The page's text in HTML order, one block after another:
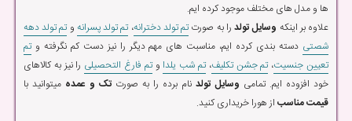
ها و مدل های مختلف موجود کرده ایم.
علاوه بر اینکه وسایل تولدرا به صورتتم تولد دخترانه،تم تولد پسرانه وتم تولد دهه
شصتی دسته بندی کرده ایم، مناسبت های مهم دیگر را نیز دست کم نگرفته وتم
تعیین جنسیت،تم جشن تکلیف،تم شب یلدا وتم فارغ التحصیلی را نیز به کالاهای
خود افزوده ایم. تمامی وسایل تولد نام برده را به صورت تک و عمده میتوانید با
قیمت مناسب از هورا خریداری کنید.